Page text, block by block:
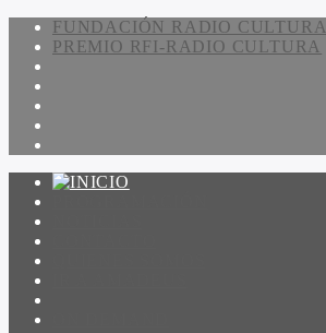
FUNDACIÓN RADIO CULTURA
PREMIO RFI-RADIO CULTURA